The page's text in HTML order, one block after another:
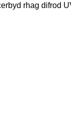
rhag difrod